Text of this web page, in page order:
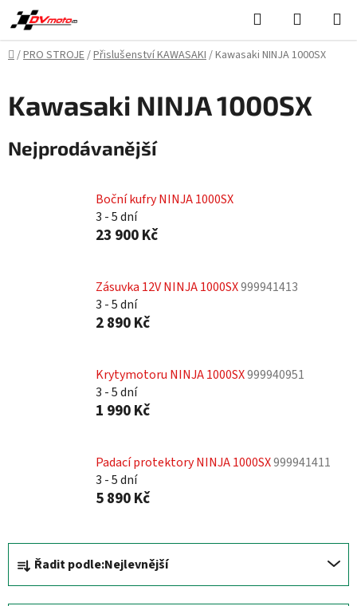
Přejít
na
obsah
Hledat
KOŠÍK
Domů
/PRO STROJE/Přislušenství KAWASAKI/Kawasaki NINJA 1000SX
Kawasaki NINJA 1000SX
Nejprodávanější
Boční kufry NINJA 1000SX
3 - 5 dní
23 900 Kč
Zásuvka 12V NINJA 1000SX999941413
3 - 5 dní
2 890 Kč
Krytymotoru NINJA 1000SX999940951
3 - 5 dní
1 990 Kč
Padací protektory NINJA 1000SX999941411
3 - 5 dní
5 890 Kč
Ř
a
z
Řadit podle:Nejlevnější